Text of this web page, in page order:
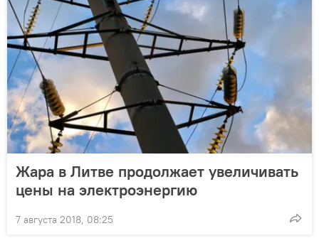
Жара в Литве продолжает увеличивать
цены на электроэнергию
7 августа 2018, 08:25